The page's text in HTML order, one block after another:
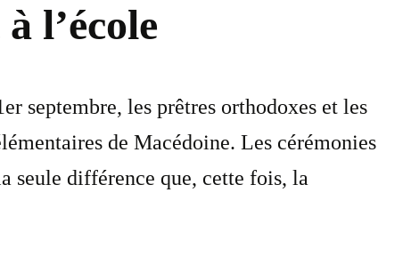
l’école
septembre, les prêtres orthodoxes et les
de Macédoine. Les cérémonies
seule différence que, cette fois, la